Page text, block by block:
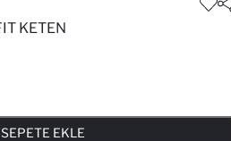
KETEN
SEPETE EKLE